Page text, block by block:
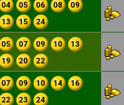
04 05 06 08
09
13 15 24
05 07 09 10
13
19 20 22
07 09 10 14
16
22 23 24